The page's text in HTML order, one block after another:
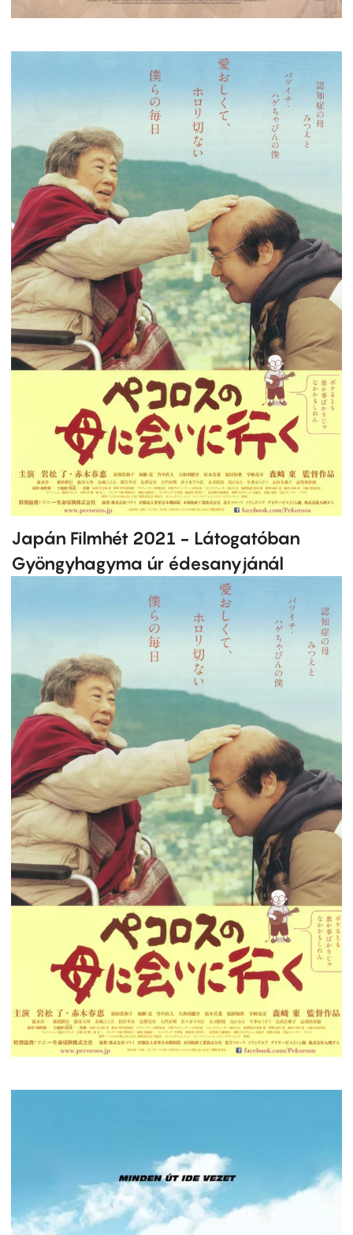
Japán Filmhét 2021 - Látogatóban
Gyöngyhagyma úr édesanyjánál